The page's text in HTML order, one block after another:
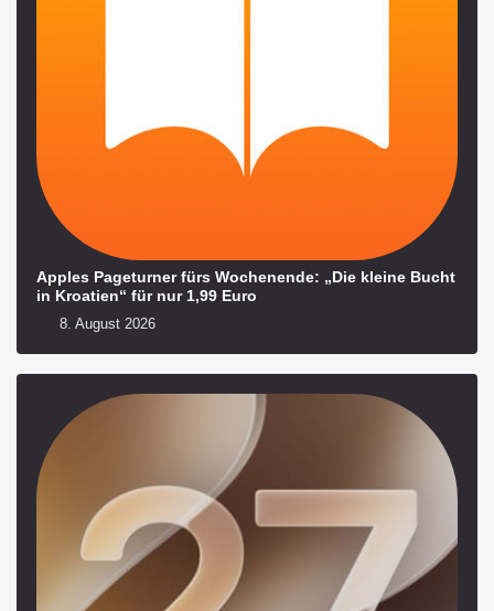
Apples Pageturner fürs Wochenende: „Die kleine Bucht
in Kroatien“ für nur 1,99 Euro
8. August 2026